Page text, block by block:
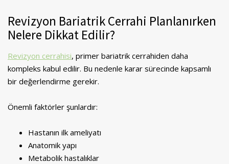
Revizyon Bariatrik Cerrahi Planlanırken
Nelere Dikkat Edilir?
Revizyon cerrahisi, primer bariatrik cerrahiden daha
kompleks kabul edilir. Bu nedenle karar sürecinde kapsamlı
bir değerlendirme gerekir.
Önemli faktörler şunlardır:
Hastanın ilk ameliyatı
Anatomik yapı
Metabolik hastalıklar